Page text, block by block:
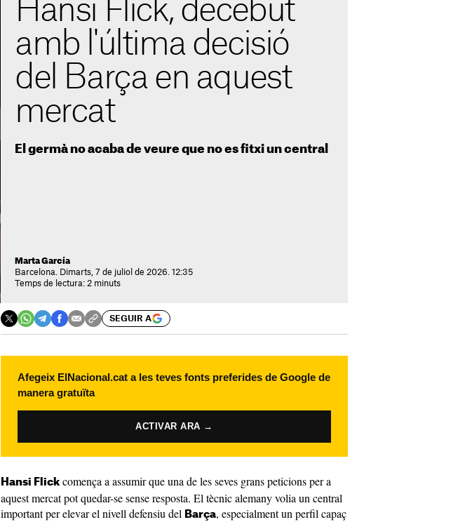
Hansi Flick, decebut
amb l'última decisió
del Barça en aquest
mercat
El germà no acaba de veure que no es fitxi un central
Marta García
Barcelona. Dimarts, 7 de juliol de 2026. 12:35
Temps de lectura: 2 minuts
SEGUIR A
Afegeix ElNacional.cat a les teves fonts preferides de Google de
manera gratuïta
ACTIVAR ARA →
Hansi Flick comença a assumir que una de les seves grans peticions per a
aquest mercat pot quedar-se sense resposta. El tècnic alemany volia un central
important per elevar el nivell defensiu del Barça, especialment un perfil capaç